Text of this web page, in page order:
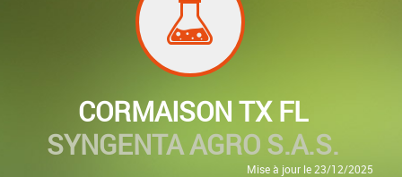
CORMAISON TX FL
SYNGENTA AGRO S.A.S.
Mise à jour le 23/12/2025